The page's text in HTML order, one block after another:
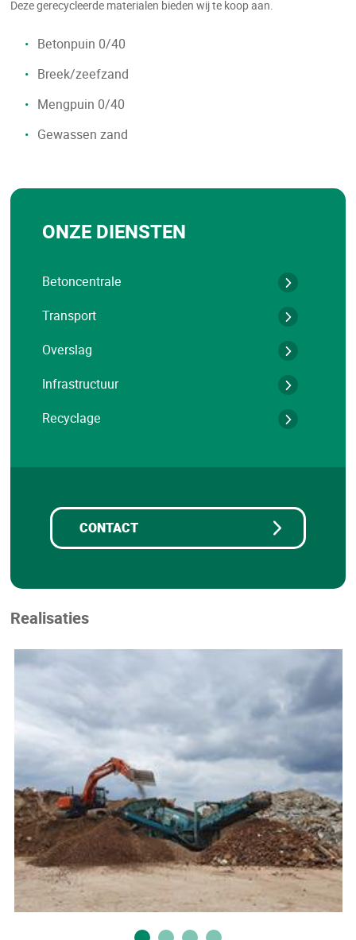
Deze gerecycleerde materialen bieden wij te koop aan.
Betonpuin 0/40
Breek/zeefzand
Mengpuin 0/40
Gewassen zand
ONZE DIENSTEN
Betoncentrale
Transport
Overslag
Infrastructuur
Recyclage
CONTACT
Realisaties